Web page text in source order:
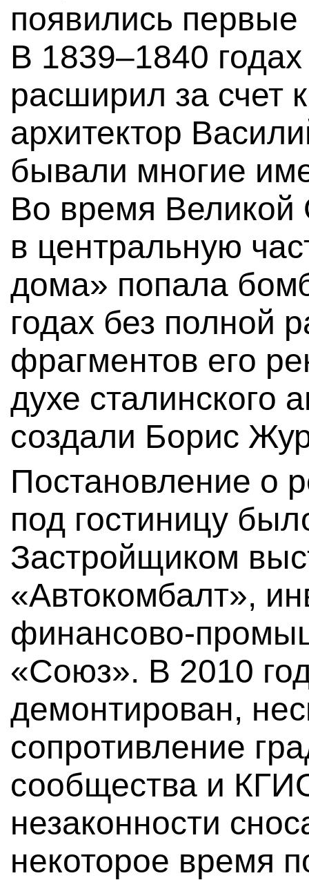
появились
В 1839–1840
расширил за счет
архитектор
бывали многие
Во время Великой
в центральную
дома» попала
годах без полной
фрагментов его
духе сталинского
создали Борис
Постановление о
под гостиницу
Застройщиком
«Автокомбалт»,
финансово-
«Союз». В 2010
демонтирован,
сопротивление
сообщества и
незаконности
некоторое время